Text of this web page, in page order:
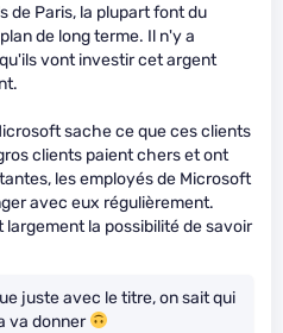
de Paris, la plupart font du
de long terme. Il n'y a
vont investir cet argent
sache ce que ces clients
clients paient chers et ont
les employés de Microsoft
avec eux régulièrement.
largement la possibilité de savoir
juste avec le titre, on sait qui
va donner